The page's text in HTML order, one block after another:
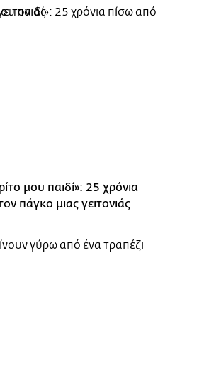
μου παιδί»: 25 χρόνια
πάγκο μιας γειτονιάς